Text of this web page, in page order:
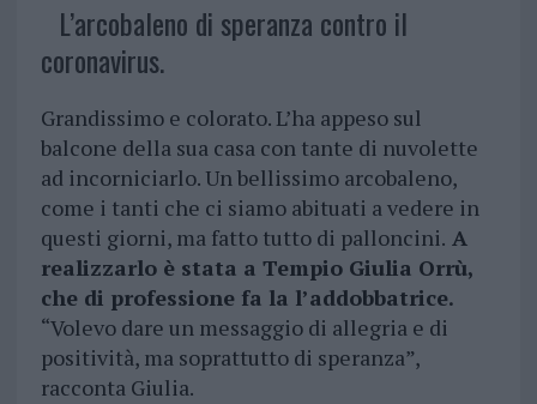
L’arcobaleno di speranza contro il
coronavirus.
Grandissimo e colorato. L’ha appeso sul
balcone della sua casa con tante di nuvolette
ad incorniciarlo. Un bellissimo arcobaleno,
come i tanti che ci siamo abituati a vedere in
questi giorni, ma fatto tutto di palloncini. A
realizzarlo è stata a Tempio Giulia Orrù,
che di professione fa la l’addobbatrice.
“Volevo dare un messaggio di allegria e di
positività, ma soprattutto di speranza”,
racconta Giulia.